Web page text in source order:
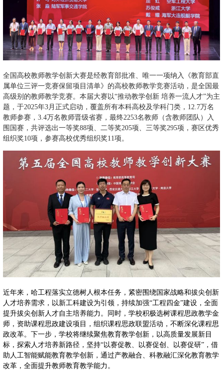
全国高校教师教学创新大赛是经教育部批准、唯一一项纳入《教育部直
属单位三评一竞赛保留项目清单》的高校教师教学竞赛活动，是全国最
高级别的教师教学竞赛。本届大赛以“推动教学创新 培养一流人才”为主
题，于2025年3 月正式启动，覆盖所有本科高校及学科门类， 12.7万名
教师参赛， 3.4万名教师晋级省赛，最终2253名教师（含教师团队）入
围国赛，共评选出一等奖88项、二等奖205项、三等奖295项，赛区优秀
组织奖10项，参赛高校优秀组织奖11 项。
近年来，哈工程落实立德树人根本任务，紧密围绕国家战略和拔尖创新
人才培养需求，以新工科建设为引领，持续加强“工程四金”建设，全面
提升拔尖创新人才自主培养能力。同时，学校积极选树课程思政教学金
师，资助课程思政建设项目，组织课程思政联盟活动，不断深化课程思
政改革。下一步，学校将继续聚焦教育教学创新，以高质量发展新目
标，探索人才培养新路径，坚持“以赛促教、以赛促创、以赛促研”，借
助人工智能赋能教育教学创新，通过产教融合、科教融汇深化教育教学
改革，全面提升教师教育教学能力。